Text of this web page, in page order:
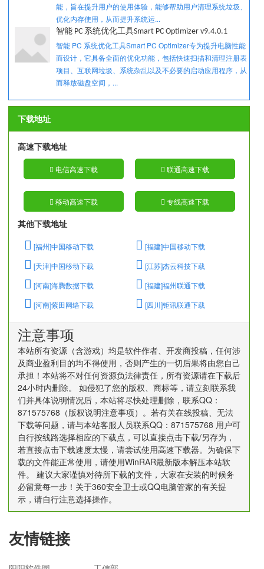
能，旨在提升用户的使用体验，能够帮助用户清理系统垃圾、
优化内存使用，从而提升系统运...
智能 PC 系统优化工具Smart PC Optimizer v9.4.0.1
智能 PC 系统优化工具Smart PC Optimizer专为提升电脑性能
而设计，它具备全面的优化功能，包括快速扫描和清理注册表
项目、互联网垃圾、系统杂乱以及不必要的启动应用程序，从
而释放磁盘空间，...
下载地址
高速下载地址
电信高速下载 联通高速下载
移动高速下载 专线高速下载
其他下载地址
[福州]中国移动下载
[福建]中国移动下载
[天津]中国移动下载
[江苏]杰云科技下载
[河南]海腾数据下载
[福建]福州联通下载
[河南]紫田网络下载
[四川]钜讯联通下载
注意事项
本站所有资源（含游戏）均是软件作者、开发商投稿，任何涉
及商业盈利目的均不得使用，否则产生的一切后果将由您自己
承担！本站将不对任何资源负法律责任，所有资源请在下载后
24小时内删除。 如侵犯了您的版权、商标等，请立刻联系我
们并具体说明情况后，本站将尽快处理删除，联系QQ：
871575768（版权说明注意事项）。若有关在线投稿、无法
下载等问题，请与本站客服人员联系QQ：871575768 用户可
自行按线路选择相应的下载点，可以直接点击下载/另存为，
若直接点击下载速度太慢，请尝试使用高速下载器。为确保下
载的文件能正常使用，请使用WinRAR最新版本解压本站软
件。 建议大家谨慎对待所下载的文件，大家在安装的时候务
必留意每一步！关于360安全卫士或QQ电脑管家的有关提
示，请自行注意选择操作。
友情链接